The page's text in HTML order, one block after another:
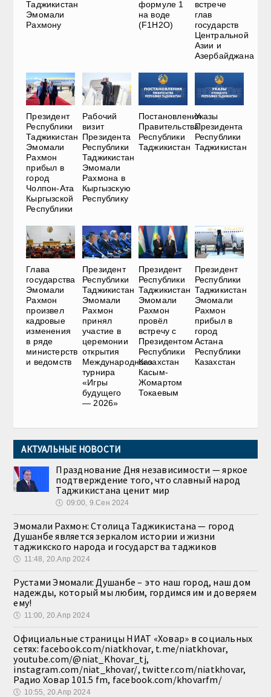
Таджикистан
Эмомали
Рахмону
формуле 1
на воде
(F1H2O)
встрече
глав
государств
Центральной
Азии и
Азербайджана
Президент
Республики
Таджикистан
Эмомали
Рахмон
прибыл в
город
Чолпон-Ата
Кыргызской
Республики
Рабочий
визит
Президента
Республики
Таджикистан
Эмомали
Рахмона в
Кыргызскую
Республику
Постановления
Правительства
Республики
Таджикистан
Указы
Президента
Республики
Таджикистан
Глава
государства
Эмомали
Рахмон
произвел
кадровые
изменения
в ряде
министерств
и ведомств
Президент
Республики
Таджикистан
Эмомали
Рахмон
принял
участие в
церемонии
открытия
Международного
турнира
«Игры
будущего
— 2026»
Президент
Республики
Таджикистан
Эмомали
Рахмон
провёл
встречу с
Президентом
Республики
Казахстан
Касым-
Жомартом
Токаевым
Президент
Республики
Таджикистан
Эмомали
Рахмон
прибыл в
город
Астана
Республики
Казахстан
АКТУАЛЬНЫЕ НОВОСТИ
Празднование Дня независимости — яркое
подтверждение того, что славный народ
Таджикистана ценит мир
🕔 09:00, 9.Сен 2024
Эмомали Рахмон: Столица Таджикистана — город
Душанбе является зеркалом истории и жизни
таджикского народа и государства таджиков
🕔 11:48, 20.Апр 2024
Рустами Эмомали: Душанбе – это наш город, наш дом
надежды, который мы любим, гордимся им и доверяем
ему!
🕔 11:00, 20.Апр 2024
Официальные страницы НИАТ «Ховар» в социальных
сетях: facebook.com/niatkhovar, t.me/niatkhovar,
youtube.com/@niat_Khovar_tj,
instagram.com/niat_khovar/, twitter.com/niatkhovar,
Радио Ховар 101.5 fm, facebook.com/khovarfm/
🕔 10:55, 20.Апр 2024